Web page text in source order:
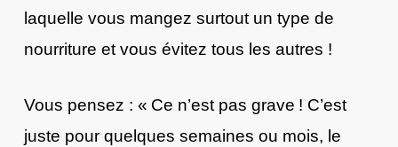
laquelle vous mangez surtout un type de
nourriture et vous évitez tous les autres !
Vous pensez : « Ce n’est pas grave ! C’est
juste pour quelques semaines ou mois, le